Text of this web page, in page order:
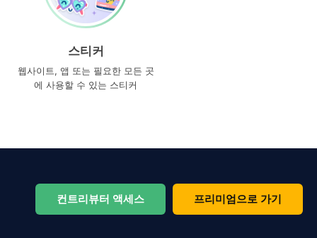
스티커
웹사이트, 앱 또는 필요한 모든 곳
에 사용할 수 있는 스티커
컨트리뷰터 액세스 프리미엄으로 가기